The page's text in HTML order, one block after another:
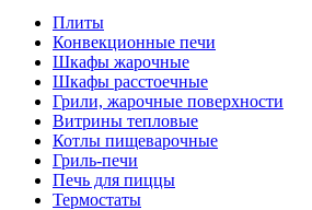
Плиты
Конвекционные печи
Шкафы жарочные
Шкафы расстоечные
Грили, жарочные поверхности
Витрины тепловые
Котлы пищеварочные
Гриль-печи
Печь для пиццы
Термостаты